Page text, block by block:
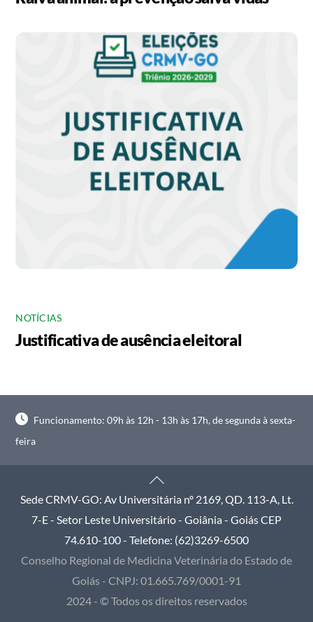
NOTÍCIAS
Justificativa de ausência eleitoral
Funcionamento: 09h às 12h - 13h às 17h, de segunda à sexta-
feira
Back
To
Top
Sede CRMV-GO: Av Universitária nº 2169, QD. 113-A, Lt.
7-E - Setor Leste Universitário - Goiânia - Goiás CEP
74.610-100 - Telefone: (62)3269-6500
Conselho Regional de Medicina Veterinária do Estado de
Goiás - CNPJ: 01.665.769/0001-91
2024 - © Todos os direitos reservados